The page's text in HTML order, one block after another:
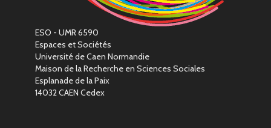
ESO - UMR 6590
Espaces et Sociétés
Université de Caen Normandie
Maison de la Recherche en Sciences Sociales
Esplanade de la Paix
14032 CAEN Cedex